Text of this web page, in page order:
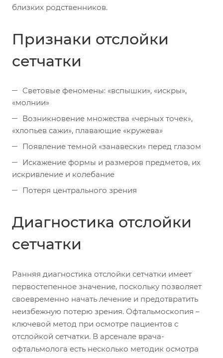
близких родственников.
Признаки отслойки
сетчатки
Световые феномены: «вспышки», «искры»,
«молнии»
Возникновение множества «черных точек»,
«хлопьев сажи», плавающие «кружева»
Появление темной «занавески» перед глазом
Искажение формы и размеров предметов, их
искривление и колебание
Потеря центрального зрения
Диагностика отслойки
сетчатки
Ранняя диагностика отслойки сетчатки имеет
первостепенное значение, поскольку позволяет
своевременно начать лечение и предотвратить
неизбежную потерю зрения. Офтальмоскопия –
ключевой метод при осмотре пациентов с
отслойкой сетчатки. В арсенале врача-
офтальмолога есть несколько методик осмотра